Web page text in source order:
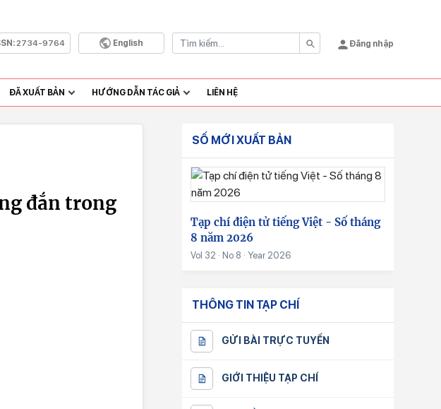
2734-9764 English Đăng nhập
ĐÃ XUẤT BẢN HƯỚNG DẪN TÁC GIẢ LIÊN HỆ
đắn trong
SỐ MỚI XUẤT BẢN
Tạp chí điện tử tiếng Việt - Số tháng
8 năm 2026
Vol 32 · No 8 · Year 2026
THÔNG TIN TẠP CHÍ
GỬI BÀI TRỰC TUYẾN
GIỚI THIỆU TẠP CHÍ